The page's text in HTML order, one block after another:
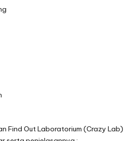
Find Out Laboratorium (Crazy Lab)